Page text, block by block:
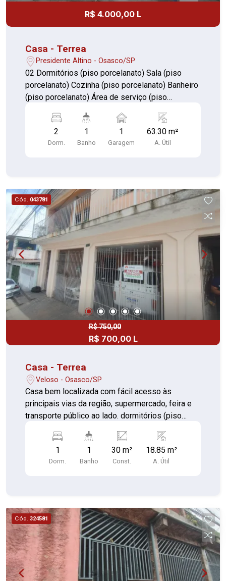
R$ 4.000,00 L
Casa - Terrea
Presidente Altino - Osasco/SP
02 Dormitórios (piso porcelanato) Sala (piso
porcelanato) Cozinha (piso porcelanato) Banheiro
(piso porcelanato) Área de serviço (piso
2
Dorm.
1
Banho
1
Garagem
63.30 m²
A. Útil
Cód. 043781
R$ 750,00
R$ 700,00 L
Casa - Terrea
Veloso - Osasco/SP
Casa bem localizada com fácil acesso às
principais vias da região, supermercado, feira e
transporte público ao lado. dormitórios (piso
(piso cerâmica) Área de Serviço coletiva com
quintal conjugado
1
Dorm.
1
Banho
30 m²
Const.
18.85 m²
A. Útil
Cód. 324581